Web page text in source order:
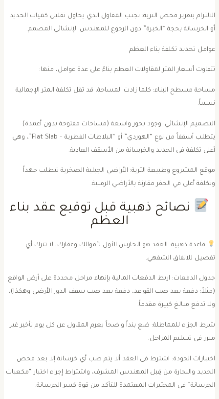
بتقرير فحص التربة: تجنب المقاول الذي يحاول تقليل كميات الحديد
الخرسانة بحجة “الخبرة” دون الرجوع للمهندس الإنشائي المصمم.
تحديد تكلفة بناء العظم
أسعار المتر لمقاولات العظم بناءً على عدة عوامل، منها:
مسطح البناء: كلما زادت المساحة، قد تقل تكلفة المتر الإجمالية
الإنشائي: وجود بحور واسعة (مساحات مفتوحة بدون أعمدة)
يتطلب أسقفاً من نوع “الهوردي” أو “البلاطات الفطرية – Flat Slab”، وهي
تكلفة في الحديد والخرسانة من الأسقف العادية.
المشروع وطبيعة التربة: الأراضي الجبلية الصخرية تتطلب جهداً
أعلى في الحفر مقارنة بالأراضي الرملية.
نصائح ذهبية قبل توقيع عقد بناء
العظم
قاعدة ذهبية: العقد هو الحارس الأول لأموالك وعقارك، لا تترك أي
للاتفاق الشفهي.
الدفعات: اربط الدفعات المالية بإنهاء مراحل محددة على أرض الواقع
دفعة بعد صب القواعد، دفعة بعد صب سقف الدور الأرضي وهكذا)،
تدفع مبالغ كبيرة مقدماً.
الجزاء للمماطلة: ضع بنداً واضحاً يغرم المقاول عن كل يوم تأخير غير
في تسليم المراحل.
الجودة: اشترط في العقد ألا يتم صب أي خرسانة إلا بعد فحص
والنجارة من قِبل المهندس المشرف، واشتراط إجراء اختبار “مكعبات
في المختبرات المعتمدة للتأكد من قوة كسر الخرسانة.